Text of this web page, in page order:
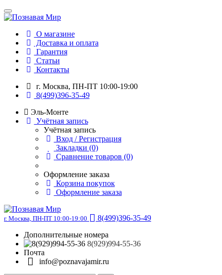
О магазине
Доставка и оплата
Гарантия
Статьи
Контакты
г. Москва, ПН-ПТ 10:00-19:00
8(499)396-35-49
Эль-Монте
Учётная запись
Учётная запись
Вход / Регистрация
Закладки (0)
Сравнение товаров (0)
Оформление заказа
Корзина покупок
Оформление заказа
г. Москва, ПН-ПТ 10:00-19:00
8(499)396-35-49
Дополнительные номера
8(929)994-55-36
Почта
info@poznavajamir.ru